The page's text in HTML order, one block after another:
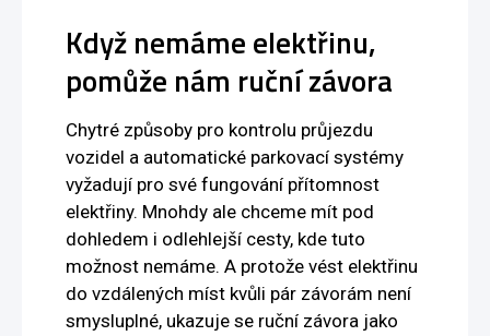
Když nemáme elektřinu,
pomůže nám ruční závora
Chytré způsoby pro kontrolu průjezdu
vozidel a automatické parkovací systémy
vyžadují pro své fungování přítomnost
elektřiny. Mnohdy ale chceme mít pod
dohledem i odlehlejší cesty, kde tuto
možnost nemáme. A protože vést elektřinu
do vzdálených míst kvůli pár závorám není
smysluplné, ukazuje se ruční závora jako